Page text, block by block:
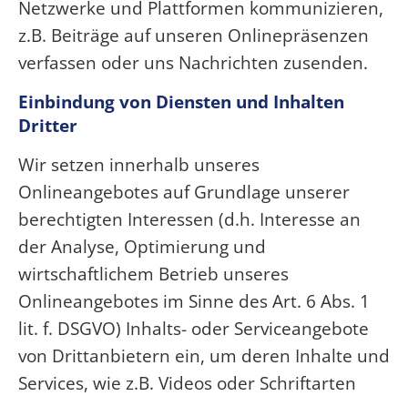
Netzwerke und Plattformen kommunizieren,
z.B. Beiträge auf unseren Onlinepräsenzen
verfassen oder uns Nachrichten zusenden.
Einbindung von Diensten und Inhalten
Dritter
Wir setzen innerhalb unseres
Onlineangebotes auf Grundlage unserer
berechtigten Interessen (d.h. Interesse an
der Analyse, Optimierung und
wirtschaftlichem Betrieb unseres
Onlineangebotes im Sinne des Art. 6 Abs. 1
lit. f. DSGVO) Inhalts- oder Serviceangebote
von Drittanbietern ein, um deren Inhalte und
Services, wie z.B. Videos oder Schriftarten